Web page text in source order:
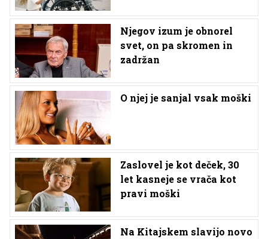
Njegov izum je obnorel
svet, on pa skromen in
zadržan
O njej je sanjal vsak moški
Zaslovel je kot deček, 30
let kasneje se vrača kot
pravi moški
Na Kitajskem slavijo novo